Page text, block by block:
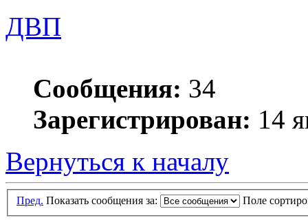
ДВП
Сообщения: 34
Зарегистрирован: 14
Вернуться к началу
Пред. Показать сообщения за: Поле